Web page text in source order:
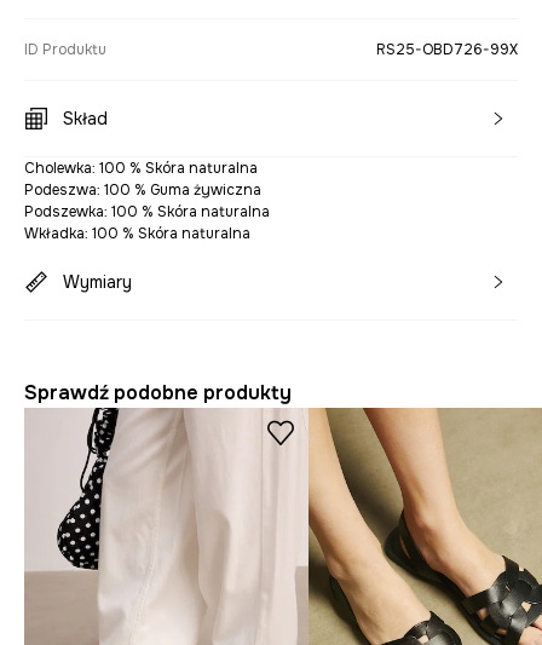
ID Produktu RS25-OBD726-99X
Skład
Cholewka: 100 % Skóra naturalna
Podeszwa: 100 % Guma żywiczna
Podszewka: 100 % Skóra naturalna
Wkładka: 100 % Skóra naturalna
Wymiary
Sprawdź podobne produkty